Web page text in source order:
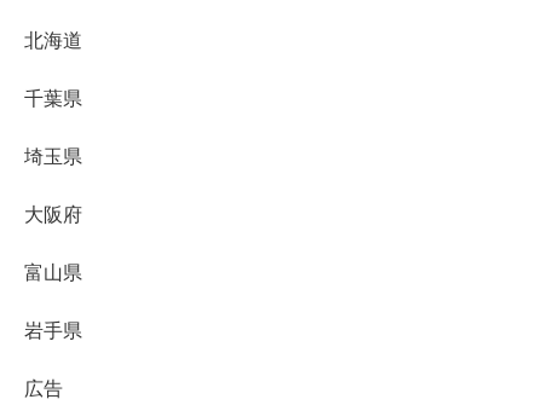
北海道
千葉県
埼玉県
大阪府
富山県
岩手県
広告